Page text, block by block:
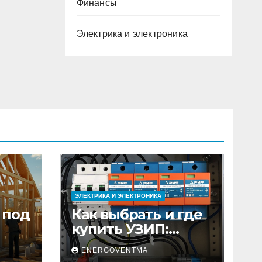
Финансы
Электрика и электроника
под
ЭЛЕКТРИКА И ЭЛЕКТРОНИКА
Как выбрать и где
купить УЗИП:
особенности
устройств защиты
ENERGOVENTMA